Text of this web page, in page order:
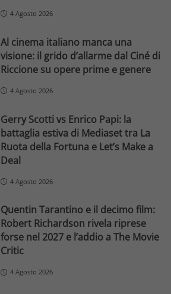
4 Agosto 2026
Al cinema italiano manca una
visione: il grido d’allarme dal Ciné di
Riccione su opere prime e genere
4 Agosto 2026
Gerry Scotti vs Enrico Papi: la
battaglia estiva di Mediaset tra La
Ruota della Fortuna e Let’s Make a
Deal
4 Agosto 2026
Quentin Tarantino e il decimo film:
Robert Richardson rivela riprese
forse nel 2027 e l’addio a The Movie
Critic
4 Agosto 2026